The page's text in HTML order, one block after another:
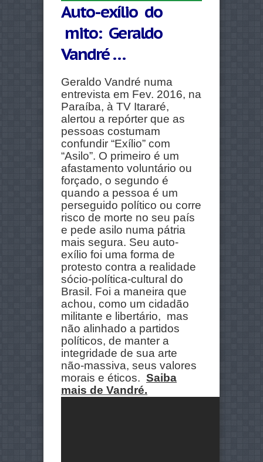
Auto-exílio do
mito: Geraldo
Vandré …
Geraldo Vandré numa
entrevista em Fev. 2016, na
Paraíba, à TV Itararé,
alertou a repórter que as
pessoas costumam
confundir “Exílio” com
“Asilo”. O primeiro é um
afastamento voluntário ou
forçado, o segundo é
quando a pessoa é um
perseguido político ou corre
risco de morte no seu país
e pede asilo numa pátria
mais segura. Seu auto-
exílio foi uma forma de
protesto contra a realidade
sócio-política-cultural do
Brasil. Foi a maneira que
achou, como um cidadão
militante e libertário, mas
não alinhado a partidos
políticos, de manter a
integridade de sua arte
não-massiva, seus valores
morais e éticos. Saiba
mais de Vandré.